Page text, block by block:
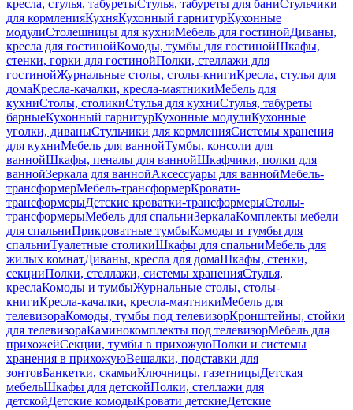
кресла, стулья, табуретыСтулья, табуреты для баниСтульчики
для кормленияКухняКухонный гарнитурКухонные
модулиСтолешницы для кухниМебель для гостинойДиваны,
кресла для гостинойКомоды, тумбы для гостинойШкафы,
стенки, горки для гостинойПолки, стеллажи для
гостинойЖурнальные столы, столы-книгиКресла, стулья для
домаКресла-качалки, кресла-маятникиМебель для
кухниСтолы, столикиСтулья для кухниСтулья, табуреты
барныеКухонный гарнитурКухонные модулиКухонные
уголки, диваныСтульчики для кормленияСистемы хранения
для кухниМебель для ваннойТумбы, консоли для
ваннойШкафы, пеналы для ваннойШкафчики, полки для
ваннойЗеркала для ваннойАксессуары для ваннойМебель-
трансформерМебель-трансформерКровати-
трансформерыДетские кроватки-трансформерыСтолы-
трансформерыМебель для спальниЗеркалаКомплекты мебели
для спальниПрикроватные тумбыКомоды и тумбы для
спальниТуалетные столикиШкафы для спальниМебель для
жилых комнатДиваны, кресла для домаШкафы, стенки,
секцииПолки, стеллажи, системы храненияСтулья,
креслаКомоды и тумбыЖурнальные столы, столы-
книгиКресла-качалки, кресла-маятникиМебель для
телевизораКомоды, тумбы под телевизорКронштейны, стойки
для телевизораКаминокомплекты под телевизорМебель для
прихожейСекции, тумбы в прихожуюПолки и системы
хранения в прихожуюВешалки, подставки для
зонтовБанкетки, скамьиКлючницы, газетницыДетская
мебельШкафы для детскойПолки, стеллажи для
детскойДетские комодыКровати детскиеДетские